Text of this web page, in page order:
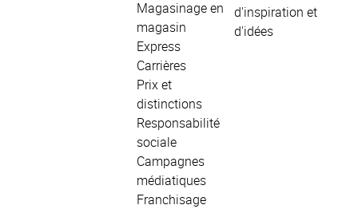
Magasinage en
magasin
Express
Carrières
Prix et
distinctions
Responsabilité
sociale
Campagnes
médiatiques
Franchisage
d'inspiration et
d'idées